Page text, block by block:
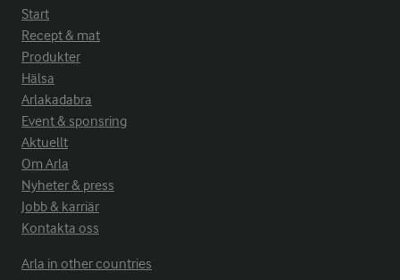
Start
Recept & mat
Produkter
Hälsa
Arlakadabra
Event & sponsring
Aktuellt
Om Arla
Nyheter & press
Jobb & karriär
Kontakta oss
Arla in other countries